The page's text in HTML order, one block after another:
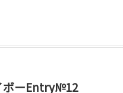
ボーEntry№12